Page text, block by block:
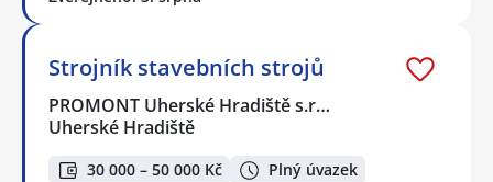
Strojník stavebních strojů
PROMONT Uherské Hradiště s.r…
Uherské Hradiště
30 000 – 50 000 Kč Plný úvazek